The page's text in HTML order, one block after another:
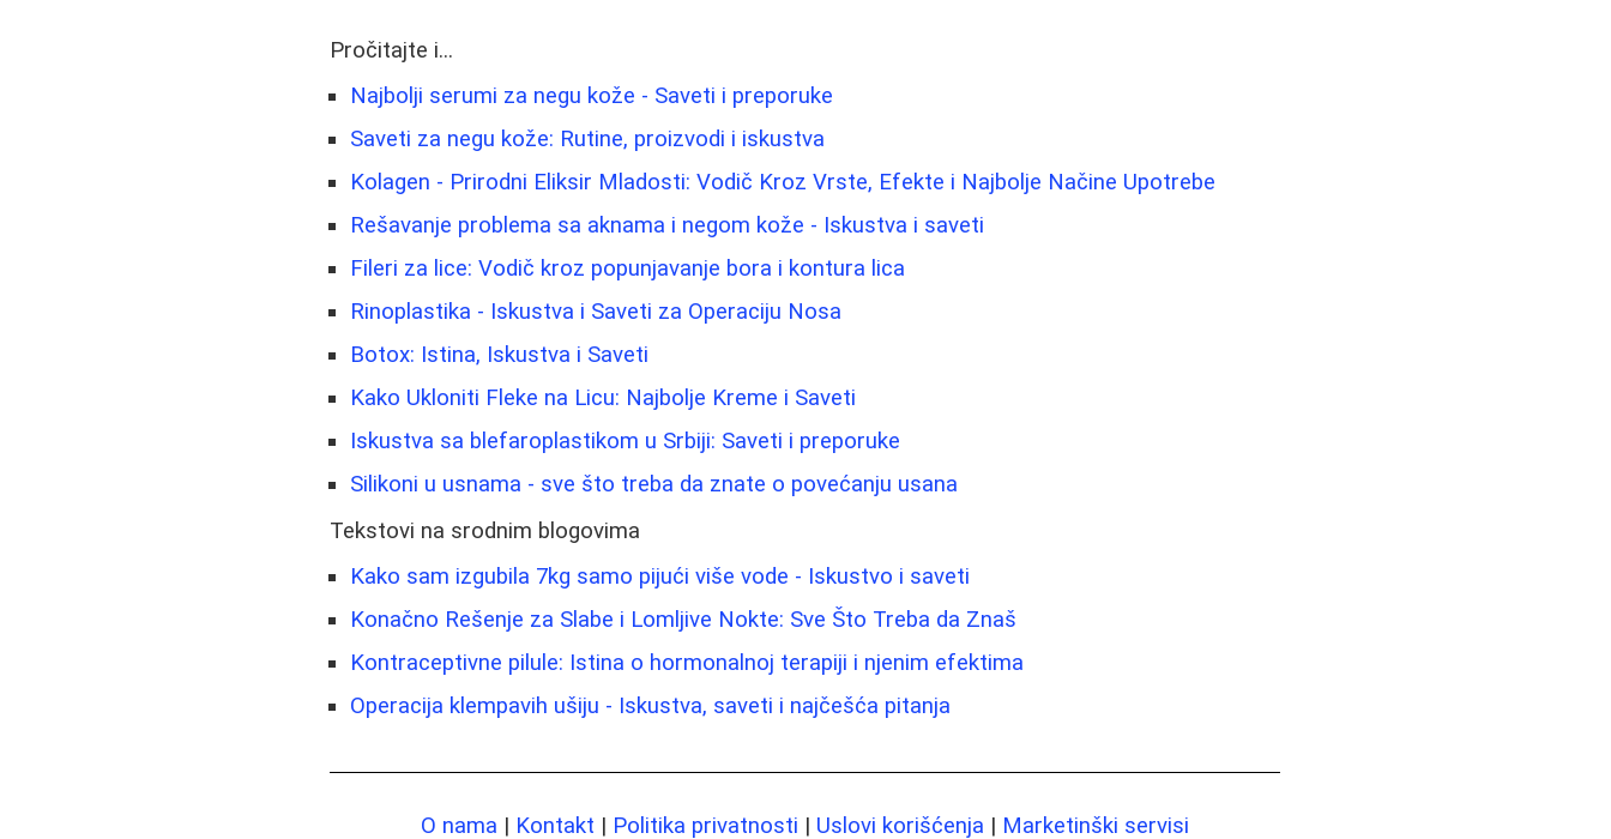
Pročitajte i...
Najbolji serumi za negu kože - Saveti i preporuke
Saveti za negu kože: Rutine, proizvodi i iskustva
Kolagen - Prirodni Eliksir Mladosti: Vodič Kroz Vrste, Efekte i Najbolje Načine Upotrebe
Rešavanje problema sa aknama i negom kože - Iskustva i saveti
Fileri za lice: Vodič kroz popunjavanje bora i kontura lica
Rinoplastika - Iskustva i Saveti za Operaciju Nosa
Botox: Istina, Iskustva i Saveti
Kako Ukloniti Fleke na Licu: Najbolje Kreme i Saveti
Iskustva sa blefaroplastikom u Srbiji: Saveti i preporuke
Silikoni u usnama - sve što treba da znate o povećanju usana
Tekstovi na srodnim blogovima
Kako sam izgubila 7kg samo pijući više vode - Iskustvo i saveti
Konačno Rešenje za Slabe i Lomljive Nokte: Sve Što Treba da Znaš
Kontraceptivne pilule: Istina o hormonalnoj terapiji i njenim efektima
Operacija klempavih ušiju - Iskustva, saveti i najčešća pitanja
O nama | Kontakt | Politika privatnosti | Uslovi korišćenja | Marketinški servisi